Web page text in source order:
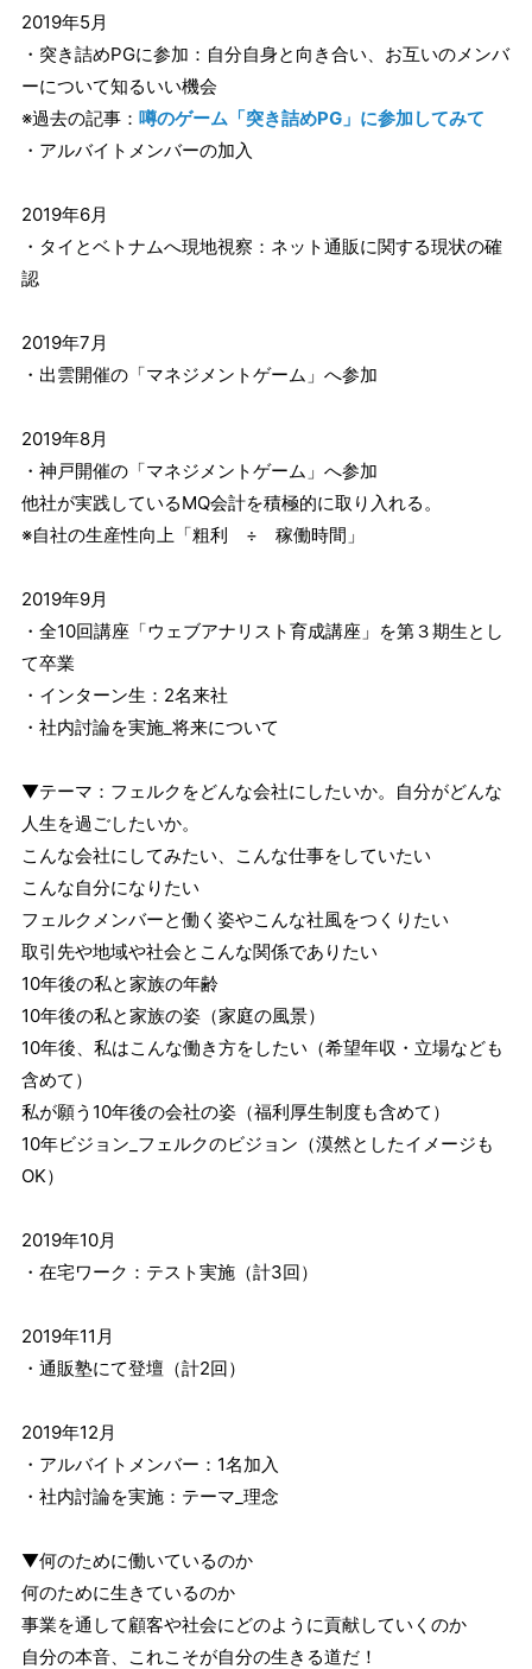
2019年5月
・突き詰めPGに参加：自分自身と向き合い、お互いのメンバ
ーについて知るいい機会
※過去の記事： 噂のゲーム「突き詰めPG」に参加してみて
・アルバイトメンバーの加入
2019年6月
・タイとベトナムへ現地視察：ネット通販に関する現状の確
認
2019年7月
・出雲開催の「マネジメントゲーム」へ参加
2019年8月
・神戸開催の「マネジメントゲーム」へ参加
他社が実践しているMQ会計を積極的に取り入れる。
※自社の生産性向上「粗利 ÷ 稼働時間」
2019年9月
・全10回講座「ウェブアナリスト育成講座」を第３期生とし
て卒業
・インターン生：2名来社
・社内討論を実施_将来について
▼テーマ：フェルクをどんな会社にしたいか。自分がどんな
人生を過ごしたいか。
こんな会社にしてみたい、こんな仕事をしていたい
こんな自分になりたい
フェルクメンバーと働く姿やこんな社風をつくりたい
取引先や地域や社会とこんな関係でありたい
10年後の私と家族の年齢
10年後の私と家族の姿（家庭の風景）
10年後、私はこんな働き方をしたい（希望年収・立場なども
含めて）
私が願う10年後の会社の姿（福利厚生制度も含めて）
10年ビジョン_フェルクのビジョン（漠然としたイメージも
OK）
2019年10月
・在宅ワーク：テスト実施（計3回）
2019年11月
・通販塾にて登壇（計2回）
2019年12月
・アルバイトメンバー：1名加入
・社内討論を実施：テーマ_理念
▼何のために働いているのか
何のために生きているのか
事業を通して顧客や社会にどのように貢献していくのか
自分の本音、これこそが自分の生きる道だ！